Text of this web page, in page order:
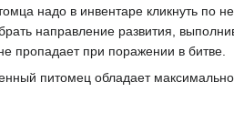
надо в инвентаре кликнуть
направление развития,
пропадает при поражении в битве.
питомец обладает